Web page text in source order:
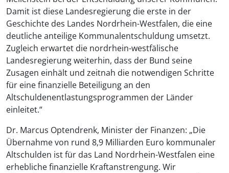
Damit ist diese Landesregierung die erste in der
Geschichte des Landes Nordrhein-Westfalen, die eine
deutliche anteilige Kommunalentschuldung umsetzt.
Zugleich erwartet die nordrhein-westfälische
Landesregierung weiterhin, dass der Bund seine
Zusagen einhält und zeitnah die notwendigen Schritte
für eine finanzielle Beteiligung an den
Altschuldenentlastungsprogrammen der Länder
einleitet.“
Dr. Marcus Optendrenk, Minister der Finanzen: „Die
Übernahme von rund 8,9 Milliarden Euro kommunaler
Altschulden ist für das Land Nordrhein-Westfalen eine
erhebliche finanzielle Kraftanstrengung. Wir